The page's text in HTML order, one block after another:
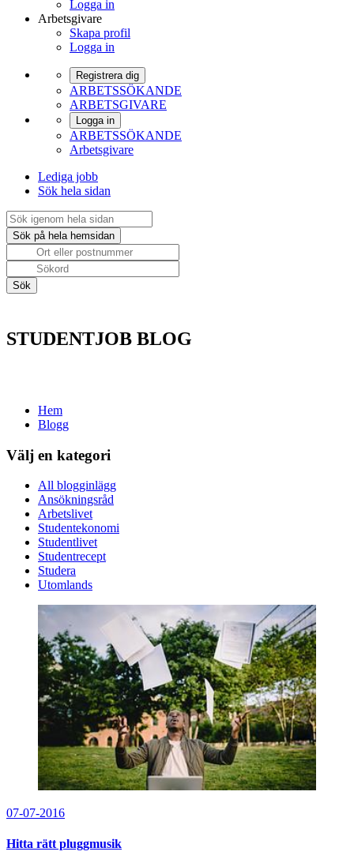
Logga in
Arbetsgivare
Skapa profil
Logga in
Registrera dig
ARBETSSÖKANDE
ARBETSGIVARE
Logga in
ARBETSSÖKANDE
Arbetsgivare
Lediga jobb
Sök hela sidan
STUDENTJOB BLOG
Hem
Blogg
Välj en kategori
All blogginlägg
Ansökningsråd
Arbetslivet
Studentekonomi
Studentlivet
Studentrecept
Studera
Utomlands
07-07-2016
Hitta rätt pluggmusik